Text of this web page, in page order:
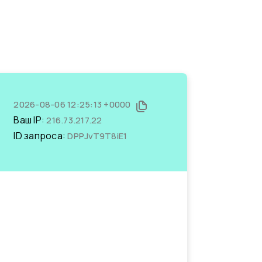
2026-08-06 12:25:13 +0000
Ваш IP:216.73.217.22
ID запроса:DPPJvT9T8iE1